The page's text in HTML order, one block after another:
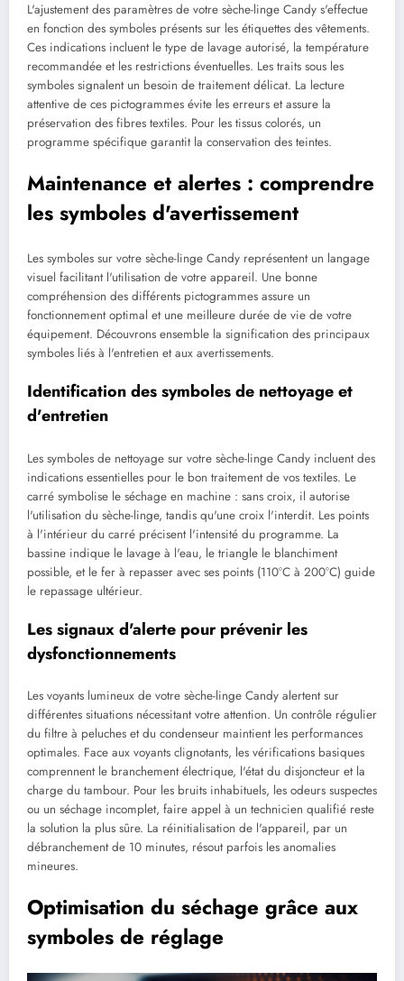
L'ajustement des paramètres de votre sèche-linge Candy s'effectue
en fonction des symboles présents sur les étiquettes des vêtements.
Ces indications incluent le type de lavage autorisé, la température
recommandée et les restrictions éventuelles. Les traits sous les
symboles signalent un besoin de traitement délicat. La lecture
attentive de ces pictogrammes évite les erreurs et assure la
préservation des fibres textiles. Pour les tissus colorés, un
programme spécifique garantit la conservation des teintes.
Maintenance et alertes : comprendre
les symboles d'avertissement
Les symboles sur votre sèche-linge Candy représentent un langage
visuel facilitant l'utilisation de votre appareil. Une bonne
compréhension des différents pictogrammes assure un
fonctionnement optimal et une meilleure durée de vie de votre
équipement. Découvrons ensemble la signification des principaux
symboles liés à l'entretien et aux avertissements.
Identification des symboles de nettoyage et
d'entretien
Les symboles de nettoyage sur votre sèche-linge Candy incluent des
indications essentielles pour le bon traitement de vos textiles. Le
carré symbolise le séchage en machine : sans croix, il autorise
l'utilisation du sèche-linge, tandis qu'une croix l'interdit. Les points
à l'intérieur du carré précisent l'intensité du programme. La
bassine indique le lavage à l'eau, le triangle le blanchiment
possible, et le fer à repasser avec ses points (110°C à 200°C) guide
le repassage ultérieur.
Les signaux d'alerte pour prévenir les
dysfonctionnements
Les voyants lumineux de votre sèche-linge Candy alertent sur
différentes situations nécessitant votre attention. Un contrôle régulier
du filtre à peluches et du condenseur maintient les performances
optimales. Face aux voyants clignotants, les vérifications basiques
comprennent le branchement électrique, l'état du disjoncteur et la
charge du tambour. Pour les bruits inhabituels, les odeurs suspectes
ou un séchage incomplet, faire appel à un technicien qualifié reste
la solution la plus sûre. La réinitialisation de l'appareil, par un
débranchement de 10 minutes, résout parfois les anomalies
mineures.
Optimisation du séchage grâce aux
symboles de réglage